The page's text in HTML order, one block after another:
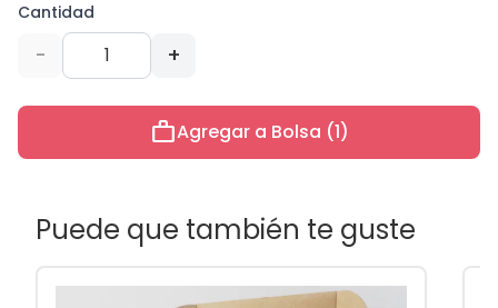
Cantidad
- +
workAgregar a Bolsa (1)
Puede que también te guste